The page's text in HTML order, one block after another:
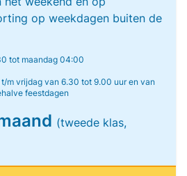
op weekdagen buiten de
tot maandag 04:00
t/m vrijdag van 6.30 tot 9.00 uur en van
feestdagen
(tweede klas,